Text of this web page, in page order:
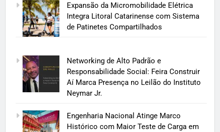
Expansão da Micromobilidade Elétrica
Integra Litoral Catarinense com Sistema
de Patinetes Compartilhados
Networking de Alto Padrão e
Responsabilidade Social: Feira Construir
Aí Marca Presença no Leilão do Instituto
Neymar Jr.
Engenharia Nacional Atinge Marco
Histórico com Maior Teste de Carga em